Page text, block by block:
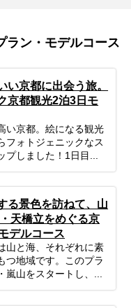
ラン・モデルコース
い京都に出会う旅。
京都観光2泊3日モ
い京都。絵になる観光
フォトジェニックなス
プしました！1日目...
る景色を訪ねて、山
天橋立をめぐる京
デルコース
山と海、それぞれに素
つ地域です。このプラ
嵐山をスタートし、...